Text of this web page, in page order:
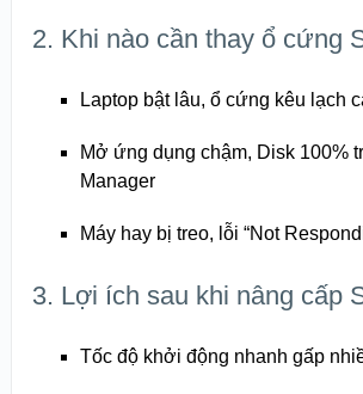
2. Khi nào cần thay ổ cứng
Laptop bật lâu, ổ cứng kêu lạch
Mở ứng dụng chậm, Disk 100%
Manager
Máy hay bị treo, lỗi “Not
3. Lợi ích sau khi nâng cấp
Tốc độ khởi động nhanh gấp